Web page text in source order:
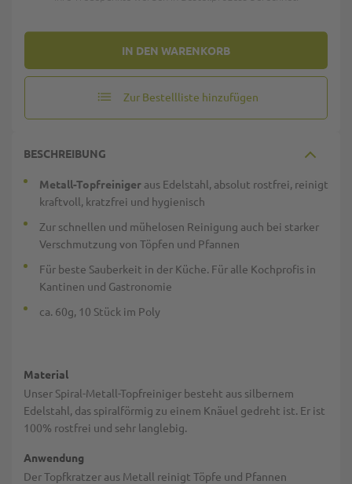
IN DEN WARENKORB
Zur Bestellliste hinzufügen
BESCHREIBUNG
Metall-Topfreiniger aus Edelstahl, absolut rostfrei, reinigt
kraftvoll, kratzfrei und hygienisch
Zur schnellen und mühelosen Reinigung auch bei starker
Verschmutzung von Töpfen und Pfannen
Für beste Sauberkeit in der Küche. Für alle Kochprofis in
Kantinen und Gastronomie
ca. 60g, 10 Stück im Poly
Material
Unser Spiral-Metall-Topfreiniger besteht aus silbernem
Edelstahl, das spiralförmig zu einem Knäuel gedreht ist. Er ist
100% rostfrei und sehr langlebig.
Anwendung
Der Topfkratzer aus Metall reinigt Töpfe und Pfannen